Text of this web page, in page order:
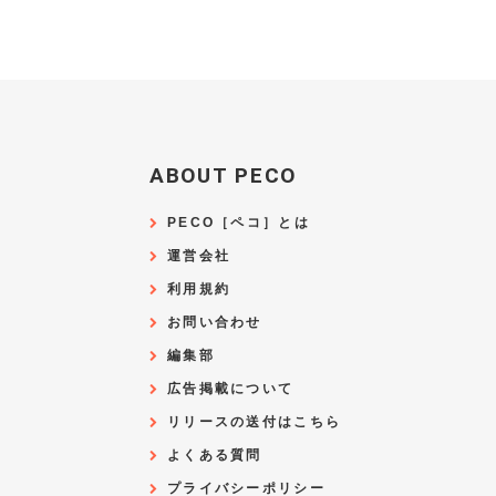
ABOUT PECO
PECO［ペコ］とは
運営会社
利用規約
お問い合わせ
編集部
広告掲載について
リリースの送付はこちら
よくある質問
プライバシーポリシー